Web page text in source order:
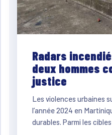
Radars
deux hommes
justice
Les violences urbaines
l’année 2024 en
durables. Parmi les